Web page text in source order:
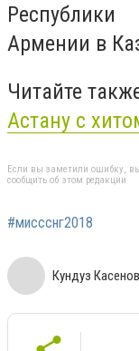
Армении в
Читайте
Астану с
Если вы заметили ошибку,
сообщить об этом редакции
#миссснг2018
Кундуз